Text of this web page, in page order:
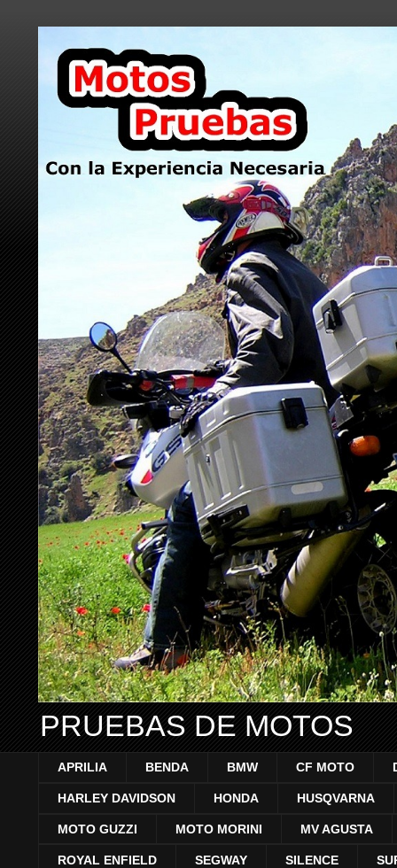
PRUEBAS DE MOTOS
APRILIA BENDA BMW CF MOTO
HARLEY DAVIDSON HONDA HUSQVARNA
MOTO GUZZI MOTO MORINI MV AGUSTA
ROYAL ENFIELD SEGWAY SILENCE